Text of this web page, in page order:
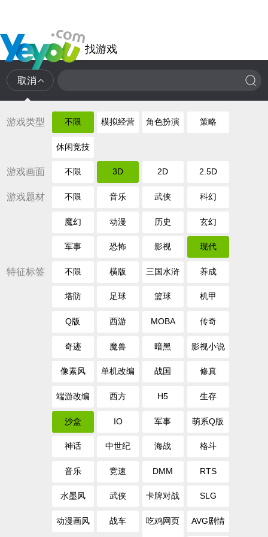
找游戏
取消
游戏类型 不限 模拟经营 角色扮演 策略
休闲竞技
游戏画面 不限 3D 2D 2.5D
游戏题材 不限 音乐 武侠 科幻
魔幻 动漫 历史 玄幻
军事 恐怖 影视 现代
特征标签 不限 横版 三国水浒 养成
塔防 足球 篮球 机甲
Q版 西游 MOBA 传奇
奇迹 魔兽 暗黑 影视小说
像素风 单机改编 战国 修真
端游改编 西方 H5 生存
沙盒 IO 军事 萌系Q版
神话 中世纪 海战 格斗
音乐 竞速 DMM RTS
水墨风 武侠 卡牌对战 SLG
动漫画风 战车 吃鸡网页 AVG剧情